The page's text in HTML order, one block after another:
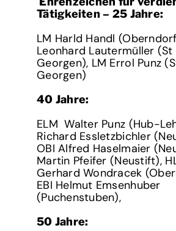
Tätigkeiten – 25 Jahre:
LM Harld Handl
Leonhard Lautermüller (St
Georgen), LM Errol Punz
Georgen)
40 Jahre:
ELM Walter Punz (Hub-
Richard Essletzbichler
OBI Alfred Haselmaier
Martin Pfeifer (Neustift),
Gerhard Wondracek
EBI Helmut Emsenhuber
(Puchenstuben),
50 Jahre: